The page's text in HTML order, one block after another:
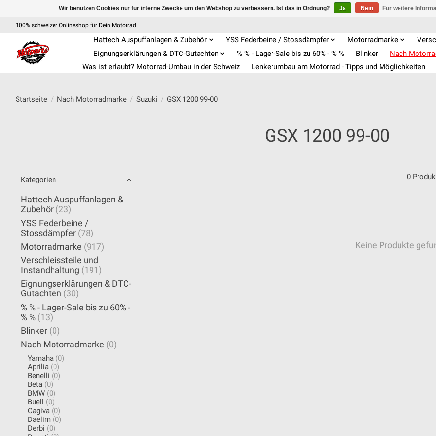
100% schweizer Onlineshop für Dein Motorrad
Hattech Auspuffanlagen & Zubehör YSS Federbeine / Stossdämpfer Motorradmarke
Eignungserklärungen & DTC-Gutachten
% % - Lager-Sale bis zu 60% - % % Blinker Nach
Was ist erlaubt? Motorrad-Umbau in der Schweiz
Lenkerumbau am Motorrad - Tipps und Möglichkeiten
Startseite / Nach Motorradmarke / Suzuki / GSX 1200 99-00
GSX 1200 99-00
Kategorien
Hattech Auspuffanlagen &
Zubehör (23)
YSS Federbeine /
Stossdämpfer (78)
Motorradmarke (917)
Verschleissteile und
Instandhaltung (191)
Eignungserklärungen & DTC-
Gutachten (30)
% % - Lager-Sale bis zu 60% -
% % (13)
Blinker (0)
Nach Motorradmarke (0)
Yamaha (0)
Aprilia (0)
Benelli (0)
Beta (0)
BMW (0)
Buell
(0)
Cagiva (0)
Daelim (0)
Derbi (0)
0
Keine Produkte
Wir benutzen Cookies nur für interne Zwecke um den Webshop zu verbessern. Ist das in Ordnung? Ja Nein Für weitere